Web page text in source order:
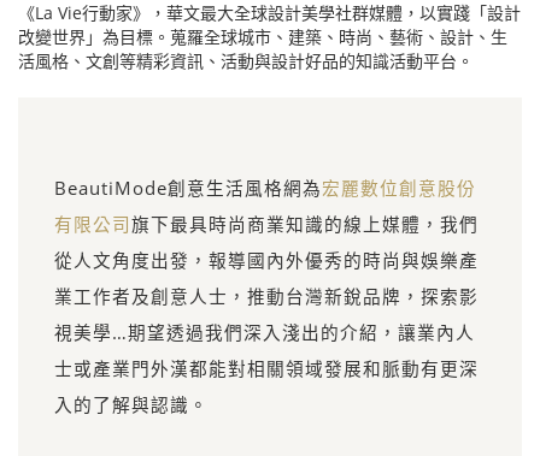
《La Vie行動家》，華文最大全球設計美學社群媒體，以實踐「設計
改變世界」為目標。蒐羅全球城市、建築、時尚、藝術、設計、生
活風格、文創等精彩資訊、活動與設計好品的知識活動平台。
BeautiMode創意生活風格網為宏麗數位創意股份
有限公司旗下最具時尚商業知識的線上媒體，我們
從人文角度出發，報導國內外優秀的時尚與娛樂產
業工作者及創意人士，推動台灣新銳品牌，探索影
視美學…期望透過我們深入淺出的介紹，讓業內人
士或產業門外漢都能對相關領域發展和脈動有更深
入的了解與認識。